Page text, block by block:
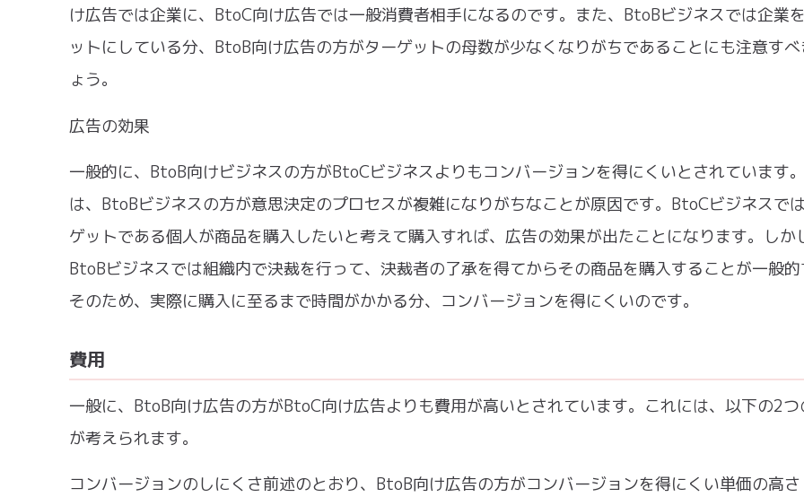
け広告では企業に、BtoC向け広告では一般消費者相手になるのです。また、BtoBビジネスでは企業
ットにしている分、BtoB向け広告の方がターゲットの母数が少なくなりがちであることにも注意すべ
ょう。
広告の効果
一般的に、BtoB向けビジネスの方がBtoCビジネスよりもコンバージョンを得にくいとされています
は、BtoBビジネスの方が意思決定のプロセスが複雑になりがちなことが原因です。BtoCビジネスで
ゲットである個人が商品を購入したいと考えて購入すれば、広告の効果が出たことになります。しか
BtoBビジネスでは組織内で決裁を行って、決裁者の了承を得てからその商品を購入することが一般的
そのため、実際に購入に至るまで時間がかかる分、コンバージョンを得にくいのです。
費用
一般に、BtoB向け広告の方がBtoC向け広告よりも費用が高いとされています。これには、以下の2つ
が考えられます。
コンバージョンのしにくさ前述のとおり、BtoB向け広告の方がコンバージョンを得にくい単価の高さ